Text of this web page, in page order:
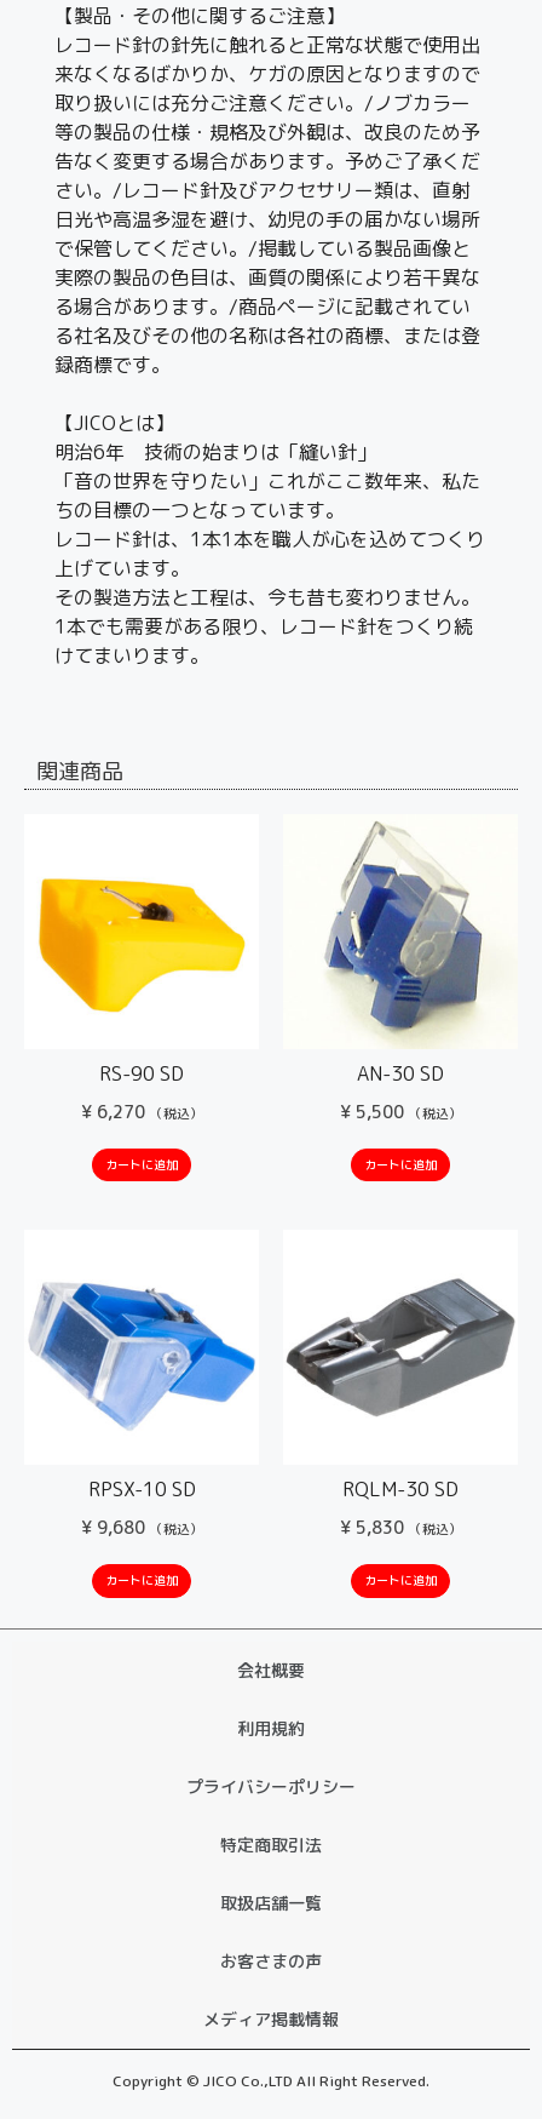
【製品・その他に関するご注意】
レコード針の針先に触れると正常な状態で使用出
来なくなるばかりか、ケガの原因となりますので
取り扱いには充分ご注意ください。/ノブカラー
等の製品の仕様・規格及び外観は、改良のため予
告なく変更する場合があります。予めご了承くだ
さい。/レコード針及びアクセサリー類は、直射
日光や高温多湿を避け、幼児の手の届かない場所
で保管してください。/掲載している製品画像と
実際の製品の色目は、画質の関係により若干異な
る場合があります。/商品ページに記載されてい
る社名及びその他の名称は各社の商標、または登
録商標です。
【JICOとは】
明治6年 技術の始まりは「縫い針」
「音の世界を守りたい」これがここ数年来、私た
ちの目標の一つとなっています。
レコード針は、1本1本を職人が心を込めてつくり
上げています。
その製造方法と工程は、今も昔も変わりません。
1本でも需要がある限り、レコード針をつくり続
けてまいります。
関連商品
RS-90 SD
¥6,270 （税込）
カートに追加
AN-30 SD
¥5,500 （税込）
カートに追加
RPSX-10 SD
¥9,680 （税込）
カートに追加
RQLM-30 SD
¥5,830 （税込）
カートに追加
会社概要
利用規約
プライバシーポリシー
特定商取引法
取扱店舗一覧
お客さまの声
メディア掲載情報
Copyright © JICO Co.,LTD All Right Reserved.